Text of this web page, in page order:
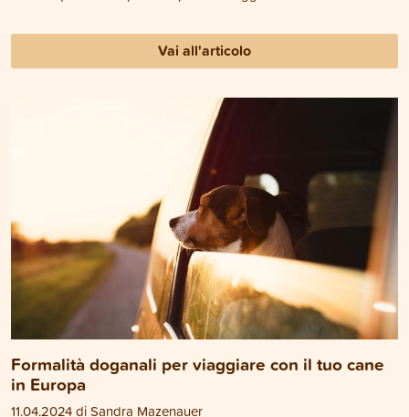
Vai all'articolo
Formalità doganali per viaggiare con il tuo cane
in Europa
11.04.2024 di Sandra Mazenauer